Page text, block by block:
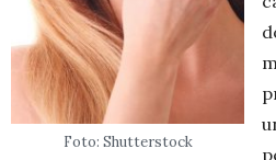
Foto: Shutterstock